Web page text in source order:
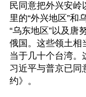
民同意把外兴安岭
里的“外兴地区”和
“乌东地区”以及唐
俄国。这些领土相
当于几十个台湾。
习近平与普京已同
约》。